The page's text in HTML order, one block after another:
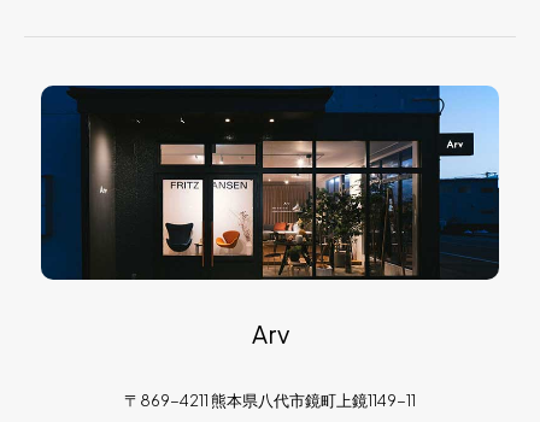
Arv
〒869-4211 熊本県八代市鏡町上鏡1149-11